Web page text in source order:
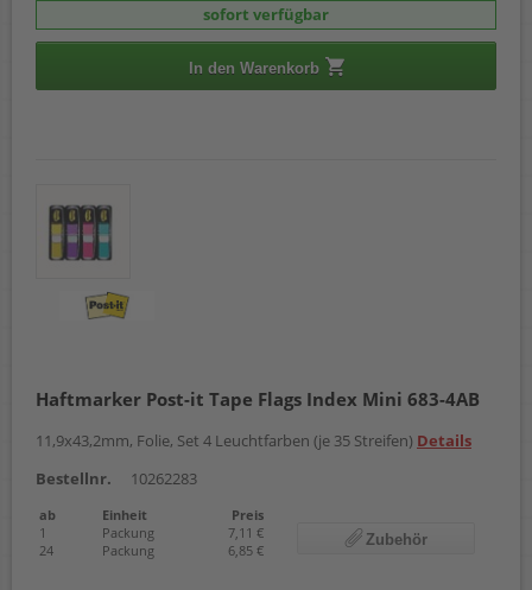
sofort verfügbar
In den Warenkorb
Haftmarker Post-it Tape Flags Index Mini 683-4AB
11,9x43,2mm, Folie, Set 4 Leuchtfarben (je 35 Streifen) Details
Bestellnr.
10262283
ab Einheit
Preis
1
Packung
7,11 €
24
Packung 6,85 €
Zubehör